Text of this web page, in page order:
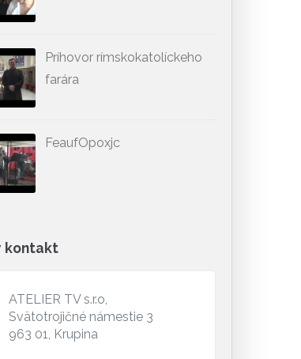
Príhovor rímskokatolíckeho
farára
FeaufOpoxjc
kontakt
ATELIER TV s.r.o,
Svätotrojičné námestie 3
963 01, Krupina